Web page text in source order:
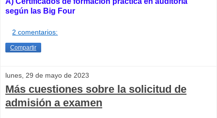
según las Big Four
2 comentarios:
Compartir
lunes, 29 de mayo de 2023
Más cuestiones sobre la solicitud de
admisión a examen